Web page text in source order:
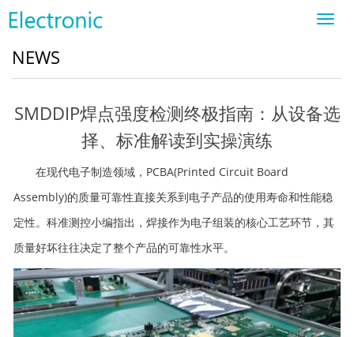
NEWS
SMDDIP焊点强度检测终极指南：从设备选
择、标准解读到实操演练
在现代电子制造领域，PCBA(Printed Circuit Board
Assembly)的质量可靠性直接关系到电子产品的使用寿命和性能稳
定性。科准测控小编指出，焊接作为电子组装的核心工艺环节，其
质量好坏往往决定了整个产品的可靠性水平。